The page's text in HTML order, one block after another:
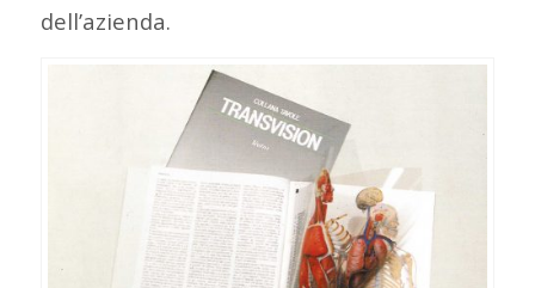
dell’azienda.